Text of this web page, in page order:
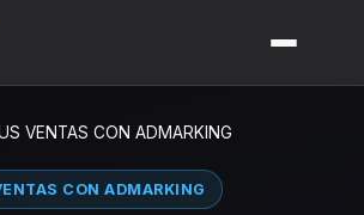
VENTAS CON ADMARKING
CON ADMARKING